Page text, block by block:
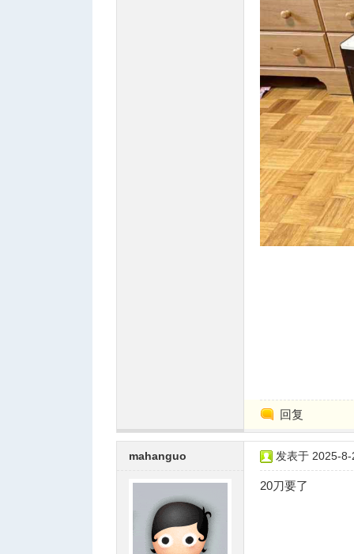
回复
mahanguo 发表于 2025-
20刀要了